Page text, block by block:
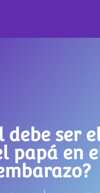
debe ser
papá en